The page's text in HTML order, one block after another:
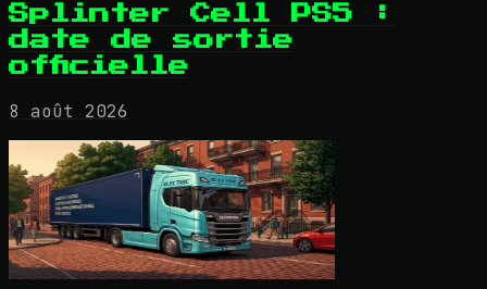
Splinter Cell PS5 :
date de sortie
officielle
8 août 2026